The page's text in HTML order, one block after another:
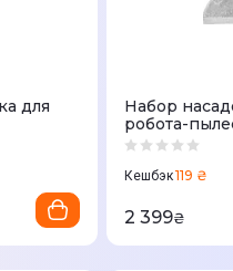
для
Набор
робота-
Кешбэк119 ₴
2 399₴